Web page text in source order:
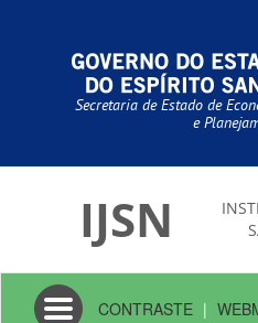
Secretaria de Estado de
e
IJSN
ToggleCONTRASTE |